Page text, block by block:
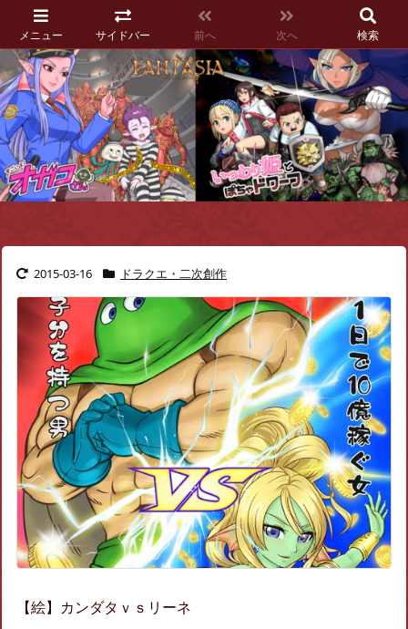
メニュー サイドバー 前へ 次へ 検索
2015-03-16 ドラクエ・二次創作
【絵】カンダタｖｓリーネ